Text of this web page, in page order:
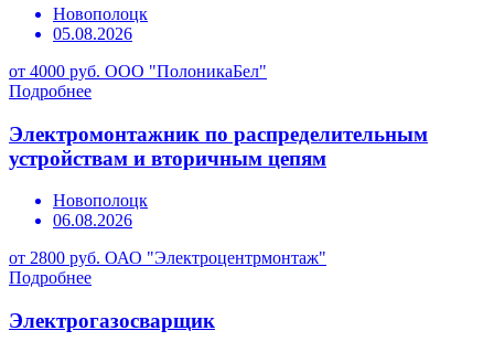
Новополоцк
05.08.2026
от 4000 руб. ООО "ПолоникаБел"
Подробнее
Электромонтажник по распределительным
устройствам и вторичным цепям
Новополоцк
06.08.2026
от 2800 руб. ОАО "Электроцентрмонтаж"
Подробнее
Электрогазосварщик